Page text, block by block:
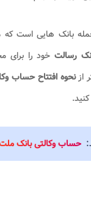
بانک هایی است که
رسالت خود را برای
ازنحوه افتتاح حساب
حساب وکالتی بانک